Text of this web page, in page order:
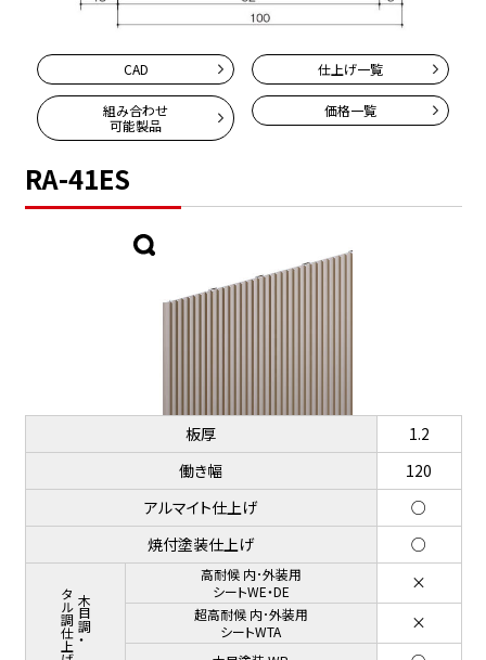
CAD 仕上げ一覧
組み合わせ
可能製品
価格一覧
RA-41ES
板厚
1.2
働き幅
120
アルマイト仕上げ
○
焼付塗装仕上げ
○
木目調・
メタル調仕上げ
高耐候 内･外装用
シートWE・DE
×
超高耐候 内･外装用
シートWTA
×